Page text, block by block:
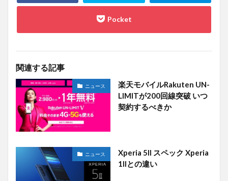
関連する記事
ニュース
楽天モバイルRakuten UN-
LIMITが200回線突破 いつ
契約するべきか
ニュース
Xperia 5II スペック Xperia
1IIとの違い